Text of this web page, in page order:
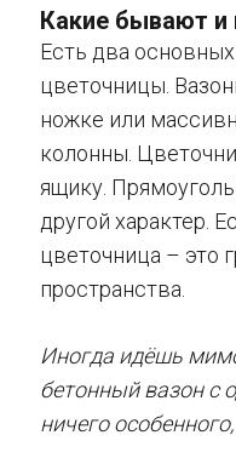
Какие бывают и
Есть два
цветочницы.
ножке или
колонны.
ящику.
другой характер.
цветочница – это
пространства.
Иногда идёшь
бетонный вазон с
ничего